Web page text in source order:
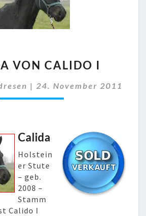
VON
VON CALIDO I
| 24. November 2011
Calida
Holstein
er Stute
– geb.
2008 –
Stamm
Calido I